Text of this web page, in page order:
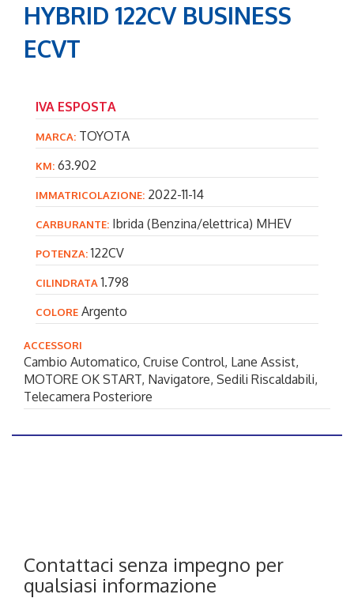
HYBRID 122CV BUSINESS
ECVT
IVA ESPOSTA
MARCA: TOYOTA
KM: 63.902
IMMATRICOLAZIONE: 2022-11-14
CARBURANTE: Ibrida (Benzina/elettrica) MHEV
POTENZA:122CV
CILINDRATA1.798
COLORE Argento
ACCESSORI
Cambio Automatico, Cruise Control, Lane Assist,
MOTORE OK START, Navigatore, Sedili Riscaldabili,
Telecamera Posteriore
Contattaci senza impegno per
qualsiasi informazione